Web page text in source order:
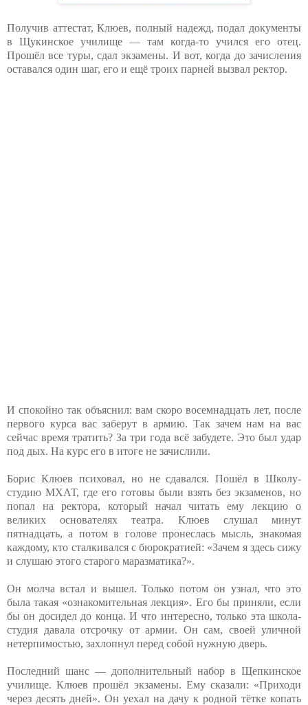
Получив аттестат, Клюев, полный надежд, подал документы
в Щукинское училище — там когда-то учился его отец.
Прошёл все туры, сдал экзамены. И вот, когда до зачисления
оставался один шаг, его и ещё троих парней вызвал ректор.
И спокойно так объяснил: вам скоро восемнадцать лет, после
первого курса вас заберут в армию. Так зачем нам на вас
сейчас время тратить? За три года всё забудете. Это был удар
под дых. На курс его в итоге не зачислили.
Борис Клюев психовал, но не сдавался. Пошёл в Школу-
студию МХАТ, где его готовы были взять без экзаменов, но
попал на ректора, который начал читать ему лекцию о
великих основателях театра. Клюев слушал минут
пятнадцать, а потом в голове пронеслась мысль, знакомая
каждому, кто сталкивался с бюрократией: «Зачем я здесь сижу
и слушаю этого старого маразматика?».
Он молча встал и вышел. Только потом он узнал, что это
была такая «ознакомительная лекция». Его бы приняли, если
бы он досидел до конца. И что интересно, только эта школа-
студия давала отсрочку от армии. Он сам, своей уличной
нетерпимостью, захлопнул перед собой нужную дверь.
Последний шанс — дополнительный набор в Щепкинское
училище. Клюев прошёл экзамены. Ему сказали: «Приходи
через десять дней». Он уехал на дачу к родной тётке копать